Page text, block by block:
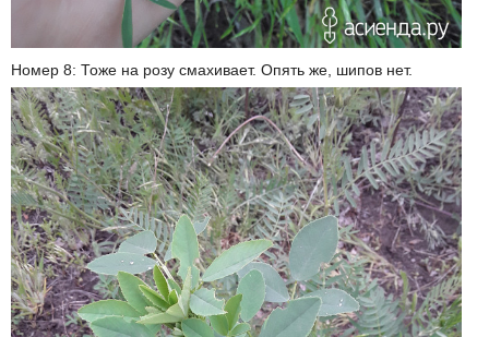
Номер 8: Тоже на розу смахивает. Опять же, шипов нет.